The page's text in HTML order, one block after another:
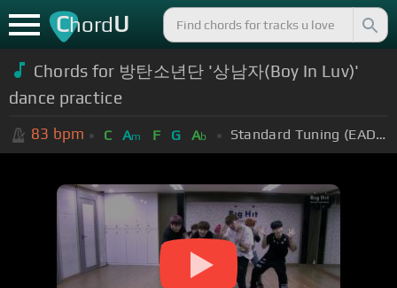
ChordU
Chords for 방탄소년단 '상남자(Boy In Luv)'
dance practice
83 bpm C Am F G Ab Standard Tuning (EADGBE)